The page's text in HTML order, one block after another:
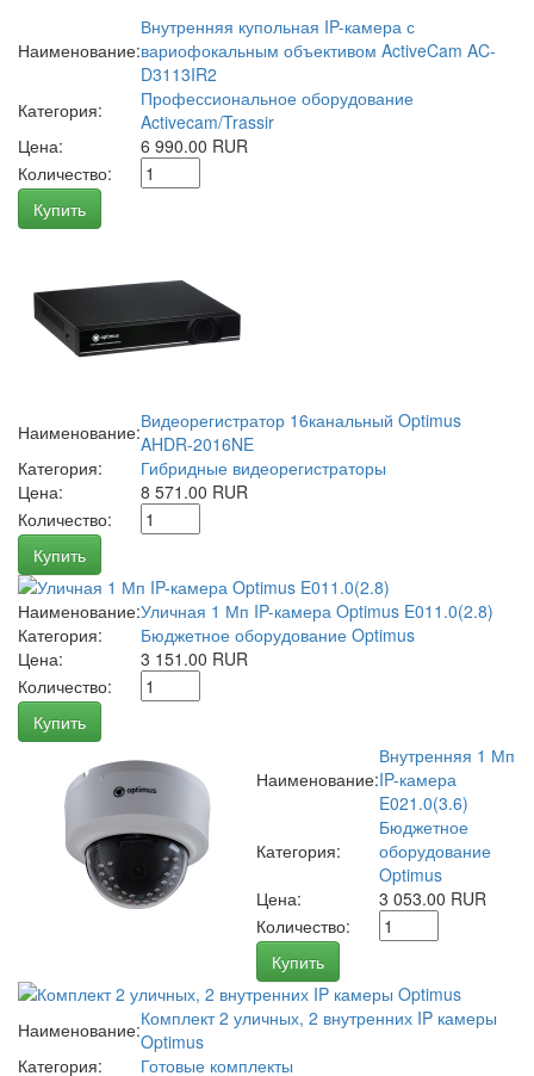
Наименование:
Внутренняя купольная IP-камера с
вариофокальным объективом ActiveCam AC-
D3113IR2
Категория:
Профессиональное оборудование
Activecam/Trassir
Цена:
6 990.00 RUR
Количество:
Купить
Наименование:Видеорегистратор 16канальный Optimus
AHDR-2016NE
Категория:
Гибридные видеорегистраторы
Цена:
8 571.00 RUR
Количество:
Купить
Наименование:Уличная 1 Мп IP-камера Optimus E011.0(2.8)
Категория:
Бюджетное оборудование Optimus
Цена:
3 151.00 RUR
Количество:
Купить
Наименование:
Внутренняя 1 Мп
IP-камера
E021.0(3.6)
Категория:
Бюджетное
оборудование
Optimus
Цена:
3 053.00 RUR
Количество:
Купить
Наименование:Комплект 2 уличных, 2 внутренних IP камеры
Optimus
Категория:
Готовые комплекты